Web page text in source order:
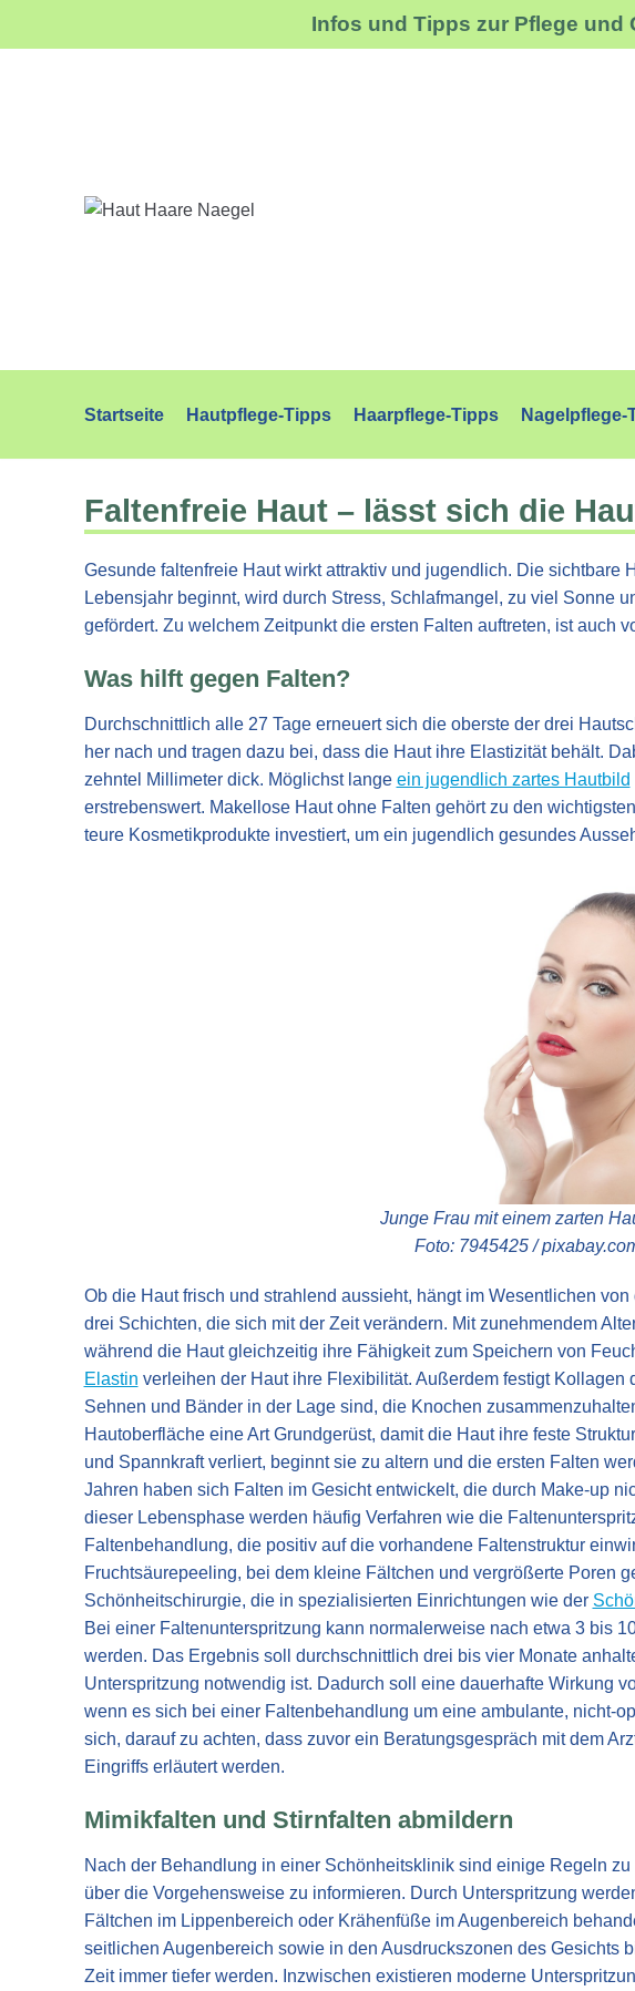
Infos und Tipps zur Pflege und
Startseite Hautpflege-Tipps Haarpflege-Tipps Nagelpflege-
Faltenfreie Haut – lässt sich die
Gesunde faltenfreie Haut wirkt attraktiv und jugendlich. Die sichtbare
Lebensjahr beginnt, wird durch Stress, Schlafmangel, zu viel Sonne
gefördert. Zu welchem Zeitpunkt die ersten Falten auftreten, ist auch
Was hilft gegen Falten?
Durchschnittlich alle 27 Tage erneuert sich die oberste der drei
her nach und tragen dazu bei, dass die Haut ihre Elastizität behält.
zehntel Millimeter dick. Möglichst lange ein jugendlich zartes Hautbild
erstrebenswert. Makellose Haut ohne Falten gehört zu den
teure Kosmetikprodukte investiert, um ein jugendlich gesundes
Junge Frau mit einem zarten
Foto: 7945425 /
Ob die Haut frisch und strahlend aussieht, hängt im Wesentlichen
drei Schichten, die sich mit der Zeit verändern. Mit zunehmendem
während die Haut gleichzeitig ihre Fähigkeit zum Speichern von
Elastin verleihen der Haut ihre Flexibilität. Außerdem festigt Kollagen
Sehnen und Bänder in der Lage sind, die Knochen
Hautoberfläche eine Art Grundgerüst, damit die Haut ihre feste
und Spannkraft verliert, beginnt sie zu altern und die ersten Falten
Jahren haben sich Falten im Gesicht entwickelt, die durch Make-up
dieser Lebensphase werden häufig Verfahren wie die
Faltenbehandlung, die positiv auf die vorhandene Faltenstruktur
Fruchtsäurepeeling, bei dem kleine Fältchen und vergrößerte Poren
Schönheitschirurgie, die in spezialisierten Einrichtungen wie der
Bei einer Faltenunterspritzung kann normalerweise nach etwa 3 bis
werden. Das Ergebnis soll durchschnittlich drei bis vier Monate
Unterspritzung notwendig ist. Dadurch soll eine dauerhafte Wirkung
wenn es sich bei einer Faltenbehandlung um eine ambulante, nicht-
sich, darauf zu achten, dass zuvor ein Beratungsgespräch mit dem
Eingriffs erläutert werden.
Mimikfalten und Stirnfalten abmildern
Nach der Behandlung in einer Schönheitsklinik sind einige Regeln
über die Vorgehensweise zu informieren. Durch Unterspritzung
Fältchen im Lippenbereich oder Krähenfüße im Augenbereich
seitlichen Augenbereich sowie in den Ausdruckszonen des Gesichts
Zeit immer tiefer werden. Inzwischen existieren moderne